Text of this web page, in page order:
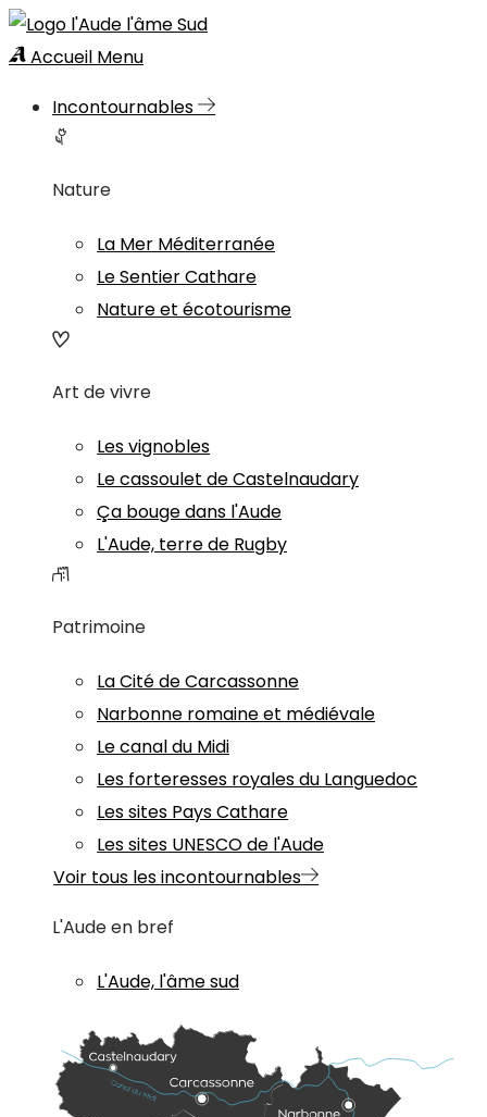
Accueil Menu
Incontournables
Nature
La Mer Méditerranée
Le Sentier Cathare
Nature et écotourisme
Art de vivre
Les vignobles
Le cassoulet de Castelnaudary
Ça bouge dans l'Aude
L'Aude, terre de Rugby
Patrimoine
La Cité de Carcassonne
Narbonne romaine et médiévale
Le canal du Midi
Les forteresses royales du Languedoc
Les sites Pays Cathare
Les sites UNESCO de l'Aude
Voir tous les incontournables
L'Aude en bref
L'Aude, l'âme sud